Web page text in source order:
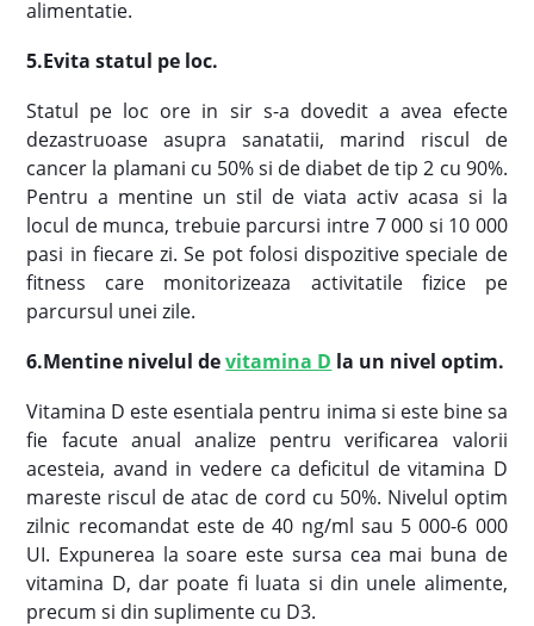
alimentatie.
5.Evita statul pe loc.
Statul pe loc ore in sir s-a dovedit a avea efecte
dezastruoase asupra sanatatii, marind riscul de
cancer la plamani cu 50% si de diabet de tip 2 cu 90%.
Pentru a mentine un stil de viata activ acasa si la
locul de munca, trebuie parcursi intre 7 000 si 10 000
pasi in fiecare zi. Se pot folosi dispozitive speciale de
fitness care monitorizeaza activitatile fizice pe
parcursul unei zile.
6.Mentine nivelul devitamina D la un nivel optim.
Vitamina D este esentiala pentru inima si este bine sa
fie facute anual analize pentru verificarea valorii
acesteia, avand in vedere ca deficitul de vitamina D
mareste riscul de atac de cord cu 50%. Nivelul optim
zilnic recomandat este de 40 ng/ml sau 5 000-6 000
UI. Expunerea la soare este sursa cea mai buna de
vitamina D, dar poate fi luata si din unele alimente,
precum si din suplimente cu D3.